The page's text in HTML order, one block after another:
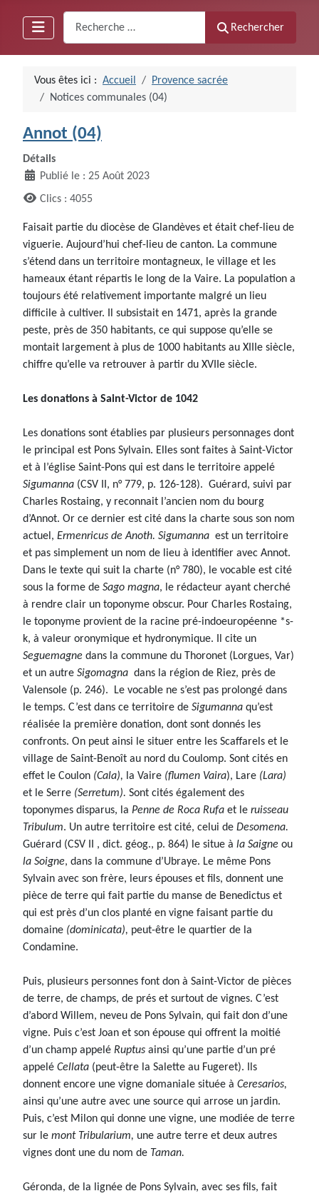
Rechercher
Vous êtes ici : Accueil
Provence sacrée
Notices communales (04)
Annot (04)
Détails
Publié le : 25 Août 2023
Clics : 4055
Faisait partie du diocèse de Glandèves et était chef-lieu de
viguerie. Aujourd’hui chef-lieu de canton. La commune
s’étend dans un territoire montagneux, le village et les
hameaux étant répartis le long de la Vaire. La population a
toujours été relativement importante malgré un lieu
difficile à cultiver. Il subsistait en 1471, après la grande
peste, près de 350 habitants, ce qui suppose qu’elle se
montait largement à plus de 1000 habitants au XIIIe siècle,
chiffre qu’elle va retrouver à partir du XVIIe siècle.
Les donations à Saint-Victor de 1042
Les donations sont établies par plusieurs personnages dont
le principal est Pons Sylvain. Elles sont faites à Saint-Victor
et à l’église Saint-Pons qui est dans le territoire appelé
Sigumanna (CSV II, n° 779, p. 126-128). Guérard, suivi par
Charles Rostaing, y reconnait l’ancien nom du bourg
d’Annot. Or ce dernier est cité dans la charte sous son nom
actuel, Ermenricus de Anoth. Sigumanna est un territoire
et pas simplement un nom de lieu à identifier avec Annot.
Dans le texte qui suit la charte (n° 780), le vocable est cité
sous la forme de Sago magna, le rédacteur ayant cherché
à rendre clair un toponyme obscur. Pour Charles Rostaing,
le toponyme provient de la racine pré-indoeuropéenne *s-
k, à valeur oronymique et hydronymique. Il cite un
Seguemagne dans la commune du Thoronet (Lorgues, Var)
et un autre Sigomagna dans la région de Riez, près de
Valensole (p. 246). Le vocable ne s’est pas prolongé dans
le temps. C’est dans ce territoire de Sigumanna qu’est
réalisée la première donation, dont sont donnés les
confronts. On peut ainsi le situer entre les Scaffarels et le
village de Saint-Benoît au nord du Coulomp. Sont cités en
effet le Coulon (Cala), la Vaire (flumen Vaira), Lare (Lara)
et le Serre (Serretum). Sont cités également des
toponymes disparus, la Penne de Roca Rufa et le ruisseau
Tribulum. Un autre territoire est cité, celui de Desomena.
Guérard (CSV II , dict. géog., p. 864) le situe à la Saigne ou
la Soigne, dans la commune d’Ubraye. Le même Pons
Sylvain avec son frère, leurs épouses et fils, donnent une
pièce de terre qui fait partie du manse de Benedictus et
qui est près d’un clos planté en vigne faisant partie du
domaine (dominicata), peut-être le quartier de la
Condamine.
Puis, plusieurs personnes font don à Saint-Victor de pièces
de terre, de champs, de prés et surtout de vignes. C’est
d’abord Willem, neveu de Pons Sylvain, qui fait don d’une
vigne. Puis c’est Joan et son épouse qui offrent la moitié
d’un champ appelé Ruptus ainsi qu’une partie d’un pré
appelé Cellata (peut-être la Salette au Fugeret). Ils
donnent encore une vigne domaniale située à Ceresarios,
ainsi qu’une autre avec une source qui arrose un jardin.
Puis, c’est Milon qui donne une vigne, une modiée de terre
sur le mont Tribularium, une autre terre et deux autres
vignes dont une du nom de Taman.
Géronda, de la lignée de Pons Sylvain, avec ses fils, fait